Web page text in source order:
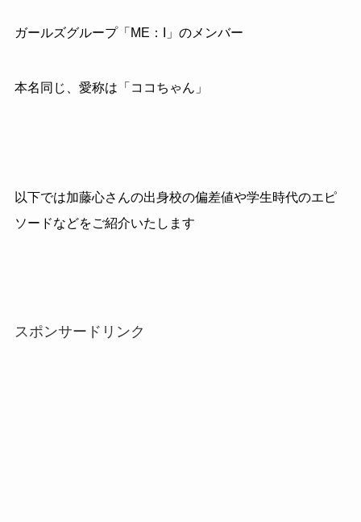
ガールズグループ「ME：I」のメンバー
本名同じ、愛称は「ココちゃん」
以下では加藤心さんの出身校の偏差値や学生時代のエピ
ソードなどをご紹介いたします
スポンサードリンク